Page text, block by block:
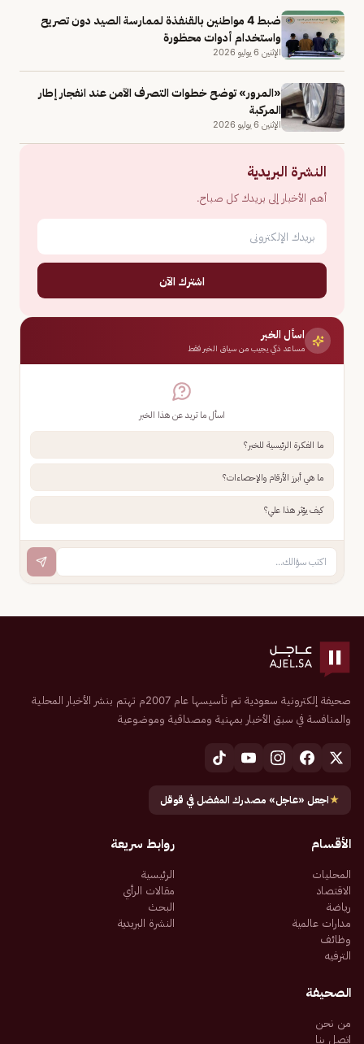
ضبط 4 مواطنين بالقنفذة لممارسة الصيد دون تصريح
واستخدام أدوات محظورة
الإثنين 6 يوليو 2026
«المرور» توضح خطوات التصرف الآمن عند انفجار إطار
المركبة
الإثنين 6 يوليو 2026
النشرة البريدية
أهم الأخبار إلى بريدك كل صباح.
اشترك الآن
اسأل الخبر
مساعد ذكي يجيب من سياق الخبر فقط
اسأل ما تريد عن هذا الخبر
ما الفكرة الرئيسية للخبر؟
ما هي أبرز الأرقام والإحصاءات؟
كيف يؤثر هذا علي؟
صحيفة إلكترونية سعودية تم تأسيسها عام 2007م تهتم بنشر الأخبار المحلية
والمنافسة في سبق الأخبار بمهنية ومصداقية وموضوعية
★اجعل «عاجل» مصدرك المفضل في قوقل
الأقسام
المحليات
الاقتصاد
رياضة
مدارات عالمية
وظائف
الترفيه
روابط سريعة
الرئيسية
مقالات الرأي
البحث
النشرة البريدية
الصحيفة
من نحن
اتصل بنا